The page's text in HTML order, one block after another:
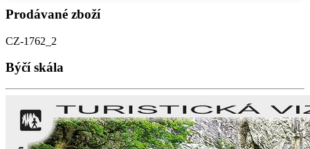
Prodávané zboží
CZ-1762_2
Býčí skála